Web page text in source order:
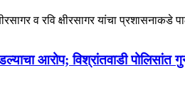
व रवि क्षीरसागर यांचा
आरोप; विश्रांतवाडी पोलिसांत